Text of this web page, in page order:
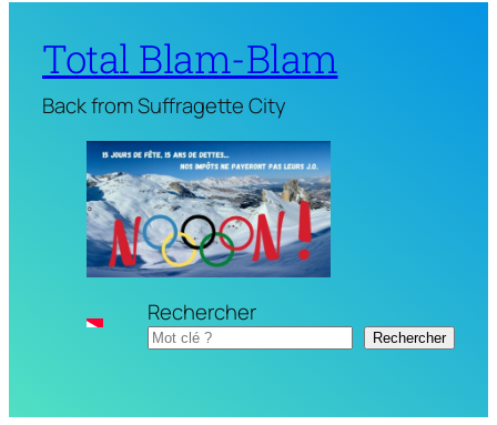
Total Blam-Blam
Back from Suffragette City
Rechercher
Rechercher